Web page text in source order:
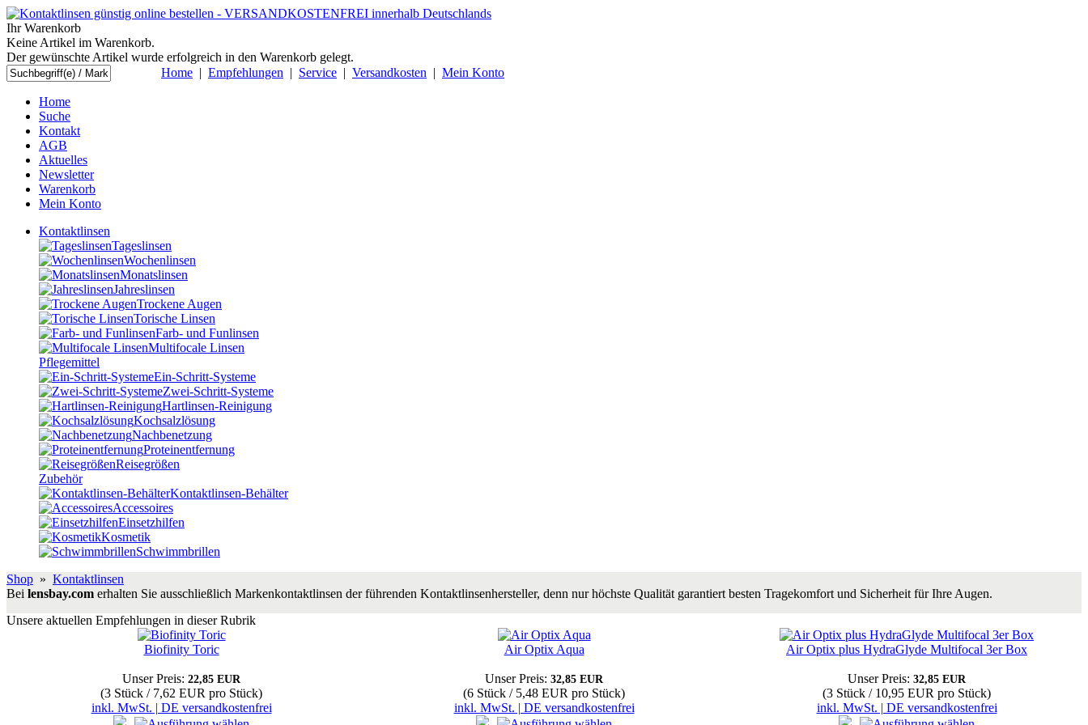
Ihr Warenkorb
Keine Artikel im Warenkorb.
Der gewünschte Artikel wurde erfolgreich in den Warenkorb gelegt.
Home | Empfehlungen | Service | Versandkosten | Mein Konto
Home
Suche
Kontakt
AGB
Aktuelles
Newsletter
Warenkorb
Mein Konto
Kontaktlinsen
Tageslinsen
Wochenlinsen
Monatslinsen
Jahreslinsen
Trockene Augen
Torische Linsen
Farb- und Funlinsen
Multifocale Linsen
Pflegemittel
Ein-Schritt-Systeme
Zwei-Schritt-Systeme
Hartlinsen-Reinigung
Kochsalzlösung
Nachbenetzung
Proteinentfernung
Reisegrößen
Zubehör
Kontaktlinsen-Behälter
Accessoires
Einsetzhilfen
Kosmetik
Schwimmbrillen
Shop » Kontaktlinsen
Bei lensbay.com erhalten Sie ausschließlich Markenkontaktlinsen der führenden Kontaktlinsenhersteller, denn nur höchste Qualität garantiert besten Tragekomfort und Sicherheit für Ihre Augen.
Unsere aktuellen Empfehlungen in dieser Rubrik
Biofinity Toric
Unser Preis: 22,85 EUR
(3 Stück / 7,62 EUR pro Stück)
inkl. MwSt. | DE versandkostenfrei
Air Optix Aqua
Unser Preis: 32,85 EUR
(6 Stück / 5,48 EUR pro Stück)
inkl. MwSt. | DE versandkostenfrei
Air Optix plus HydraGlyde Multifocal 3er Box
Unser Preis: 32,85 EUR
(3 Stück / 10,95 EUR pro Stück)
inkl. MwSt. | DE versandkostenfrei